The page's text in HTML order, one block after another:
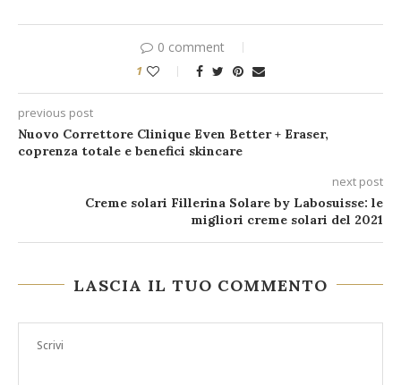
0 comment
1
previous post
Nuovo Correttore Clinique Even Better + Eraser,
coprenza totale e benefici skincare
next post
Creme solari Fillerina Solare by Labosuisse: le
migliori creme solari del 2021
LASCIA IL TUO COMMENTO